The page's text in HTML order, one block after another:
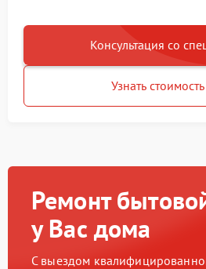
Консультация со
Узнать
Ремонт
у Вас дома
С выездом